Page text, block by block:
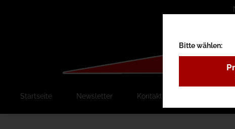
Startseite Newsletter Kontakt
Bitte wählen: